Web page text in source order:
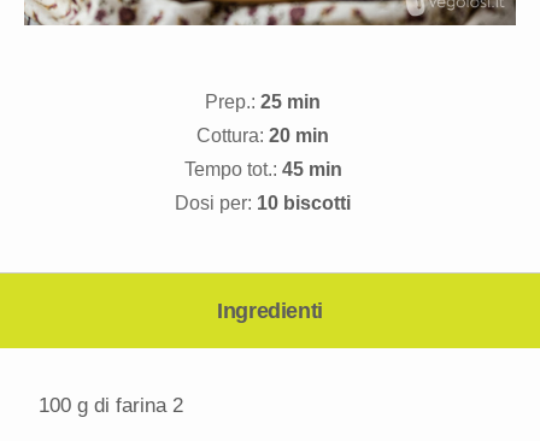
Prep.: 25 min
Cottura: 20 min
Tempo tot.: 45 min
Dosi per: 10 biscotti
Ingredienti
100 g di farina 2